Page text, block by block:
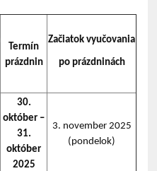
Termín
prázdnin
Začiatok vyučovania
po prázdninách
30.
október –
31.
október
2025
3. november 2025
(pondelok)